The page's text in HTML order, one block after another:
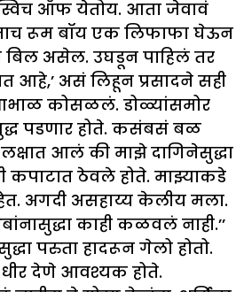
स्विच ऑफ येतोय. आता जेवावं
रूम बॉय एक लिफाफा घेऊन
असेल. उघडून पाहिलं तर
आहे,’ असं लिहून प्रसादने सही
कोसळलं. डोळ्यांसमोर
पडणार होते. कसंबसं बळ
आलं की माझे दागिनेसुद्धा
कपाटात ठेवले होते. माझ्याकडे
अगदी असहाय्य केलीय मला.
काही कळवलं नाही.’’
परुता हादरून गेलो होतो.
देणे आवश्यक होते.